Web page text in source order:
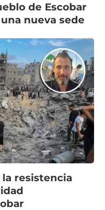
de Escobar
nueva sede
resistencia